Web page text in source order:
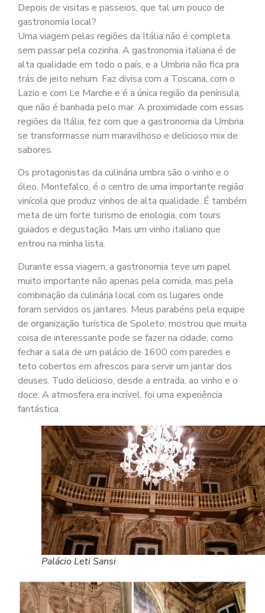
Depois de visitas e passeios, que tal um pouco de
gastronomia local?
Uma viagem pelas regiões da Itália não é completa
sem passar pela cozinha. A gastronomia italiana é de
alta qualidade em todo o país, e a Umbria não fica pra
trás de jeito nehum. Faz divisa com a Toscana, com o
Lazio e com Le Marche e é a única região da península,
que não é banhada pelo mar. A proximidade com essas
regiões da Itália, fez com que a gastronomia da Umbria
se transformasse num maravilhoso e delicioso mix de
sabores.
Os protagonistas da culinária umbra são o vinho e o
óleo. Montefalco, é o centro de uma importante região
vinícola que produz vinhos de alta qualidade. É também
meta de um forte turismo de enologia, com tours
guiados e degustação. Mais um vinho italiano que
entrou na minha lista.
Durante essa viagem, a gastronomia teve um papel
muito importante não apenas pela comida, mas pela
combinação da culinária local com os lugares onde
foram servidos os jantares. Meus parabéns pela equipe
de organização turística de Spoleto, mostrou que muita
coisa de interessante pode se fazer na cidade, como
fechar a sala de um palácio de 1600 com paredes e
teto cobertos em afrescos para servir um jantar dos
deuses. Tudo delicioso, desde a entrada, ao vinho e o
doce. A atmosfera era incrível, foi uma experiência
fantástica.
Palácio Leti Sansi